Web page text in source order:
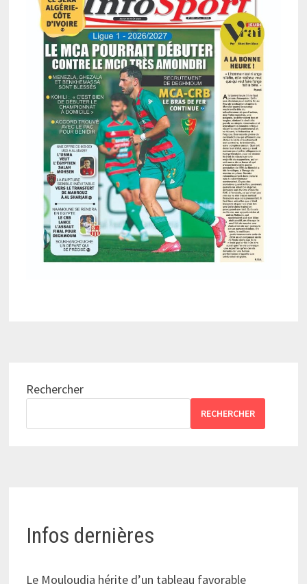
Rechercher
RECHERCHER
Infos dernières
Le Mouloudia hérite d’un tableau favorable